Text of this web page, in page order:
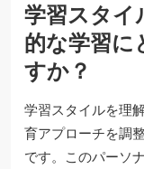
学習スタイ
的な学習に
すか？
学習スタイルを理
育アプローチを調
です。このパーソ